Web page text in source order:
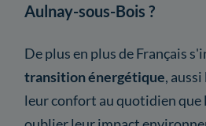
Aulnay-sous-Bois ?
De plus en plus de Français
transition énergétique,
leur confort au quotidien que